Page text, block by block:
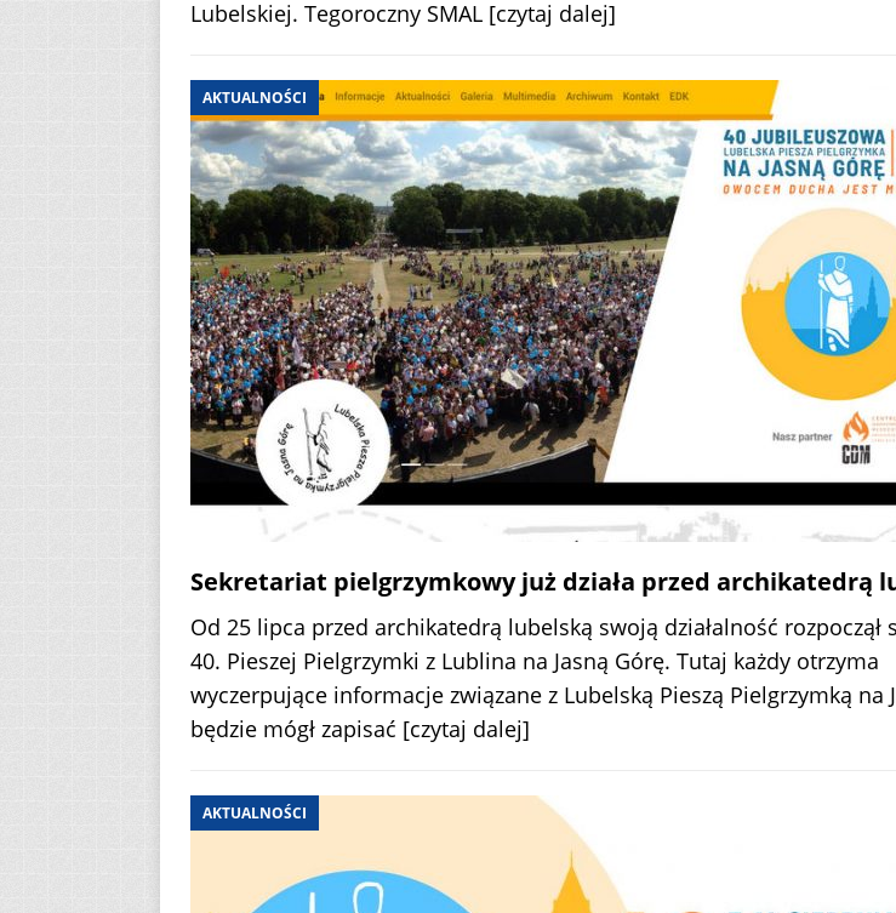
Lubelskiej. Tegoroczny SMAL [czytaj dalej]
AKTUALNOŚCI
Sekretariat pielgrzymkowy już działa przed archikatedrą
Od 25 lipca przed archikatedrą lubelską swoją działalność rozpoczął
40. Pieszej Pielgrzymki z Lublina na Jasną Górę. Tutaj każdy otrzyma
wyczerpujące informacje związane z Lubelską Pieszą Pielgrzymką na
będzie mógł zapisać [czytaj dalej]
AKTUALNOŚCI